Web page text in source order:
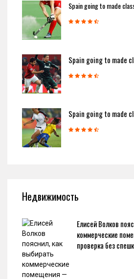
Spain going to made
Spain going to made
Spain going to made
Недвижимость
Елисей Волков
коммерческие
проверка без